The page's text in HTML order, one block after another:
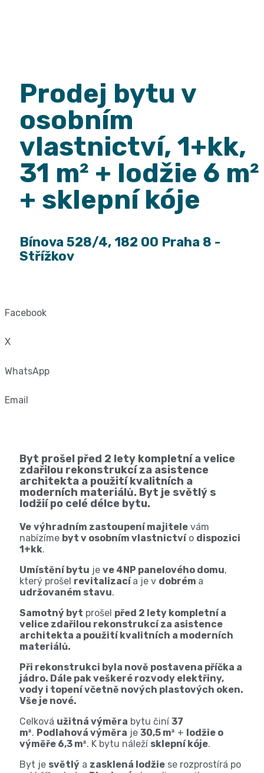
Prodej bytu v
osobním
vlastnictví, 1+kk,
31 m² + lodžie 6 m²
+ sklepní kóje
Bínova 528/4, 182 00 Praha 8 -
Střížkov
Facebook
X
WhatsApp
Email
Byt prošel před 2 lety kompletní a velice
zdařilou rekonstrukcí za asistence
architekta a použití kvalitních a
moderních materiálů. Byt je světlý s
lodžií po celé délce bytu.
Ve výhradním zastoupení majitele vám
nabízíme byt v osobním vlastnictvío dispozici
1+kk.
Umístění bytu je ve 4NP panelového domu,
který prošel revitalizacía je v dobrém a
udržovaném stavu.
Samotný byt prošel před 2 lety kompletní a
velice zdařilou rekonstrukcí za asistence
architekta a použití kvalitních a moderních
materiálů.
Při rekonstrukci byla nově postavena příčka a
jádro. Dále pak veškeré rozvody elektřiny,
vody i topení včetně nových plastových oken.
Vše je nové.
Celková užitná výměra bytu činí37
m². Podlahová výměra je 30,5 m² + lodžie o
výměře 6,3 m². K bytu náleží sklepní kóje.
Byt je světlý a zasklená lodžie se rozprostírá po